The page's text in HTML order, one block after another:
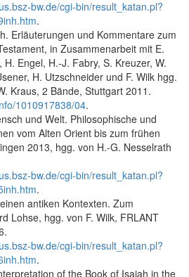
bw.de/cgi-bin/result_katan.pl?
.
Erläuterungen und Kommentare zum
in Zusammenarbeit mit E.
H. Engel, H.-J. Fabry, S. Kreuzer, W.
H. Utzschneider und F. Wilk hgg.
Kraus, 2 Bände, Stuttgart 2011.
1010917838/04.
und Welt. Philosophische und
vom Alten Orient bis zum frühen
2013, hgg. von H.-G. Nesselrath
bw.de/cgi-bin/result_katan.pl?
.
antiken Kontexten. Zum
Lohse, hgg. von F. Wilk, FRLANT
bw.de/cgi-bin/result_katan.pl?
.
of the Book of Isaiah in the